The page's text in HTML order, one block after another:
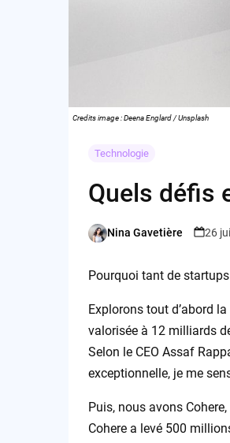
Credits image : Deena Englard / Unsplash
Technologie
Quels défis
Posted
Nina Gavetière 26
Pourquoi tant de
Explorons tout d’abord
valorisée à 12 milliards
Selon le CEO Assaf
exceptionnelle, je me
Puis, nous avons
Cohere a levé 500